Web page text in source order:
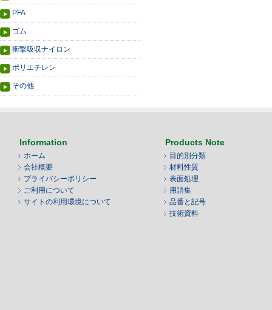
PFA
ゴム
衝撃吸収ナイロン
ポリエチレン
その他
Information
ホーム
会社概要
プライバシーポリシー
ご利用について
サイトの利用環境について
Products Note
目的別分類
材料性質
表面処理
用語集
品番と記号
技術資料